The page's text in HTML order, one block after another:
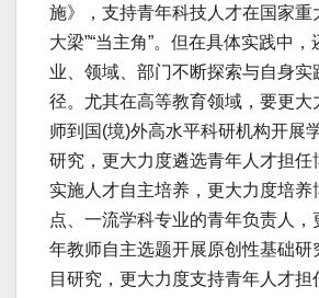
施》，支持青年科技人才在国家重
大梁”“当主角”。但在具体实践中
业、领域、部门不断探索与自身实
径。尤其在高等教育领域，要更大
师到国(境)外高水平科研机构开展
研究，更大力度遴选青年人才担任
实施人才自主培养，更大力度培养
点、一流学科专业的青年负责人，
年教师自主选题开展原创性基础研
目研究，更大力度支持青年人才